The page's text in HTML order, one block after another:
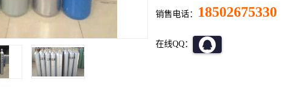
销售电话： 18502675330
在线QQ：